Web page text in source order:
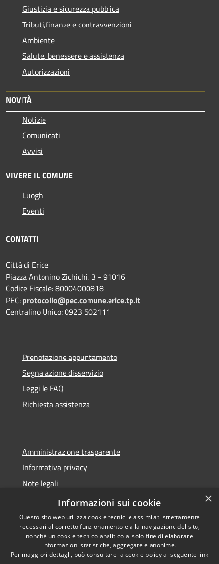
Giustizia e sicurezza pubblica
Tributi,finanze e contravvenzioni
Ambiente
Salute, benessere e assistenza
Autorizzazioni
NOVITÀ
Notizie
Comunicati
Avvisi
VIVERE IL COMUNE
Luoghi
Eventi
CONTATTI
Città di Erice
Piazza Antonino Zichichi, 3 - 91016
Codice Fiscale: 80004000818
PEC: protocollo@pec.comune.erice.tp.it
Centralino Unico: 0923 502111
Prenotazione appuntamento
Segnalazione disservizio
Leggi le FAQ
Richiesta assistenza
Amministrazione trasparente
Informativa privacy
Note legali
Dichiarazione di accessibilità
Accessibilità
Copyright © 2026 • Città di
Erice • Powered by
×
Informazioni sui cookie
Questo sito web utilizza cookie tecnici e assimilati strettamente
necessari al corretto funzionamento e alla navigazione del sito,
nonché un cookie tecnico analitico al solo fine di elaborare
informazioni statistiche, aggregate e anonime.
Per maggiori dettagli, può consultare la cookie policy al seguente link